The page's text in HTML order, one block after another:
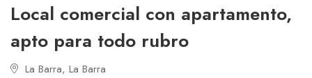
Local comercial con apartamento,
apto para todo rubro
La Barra, La Barra